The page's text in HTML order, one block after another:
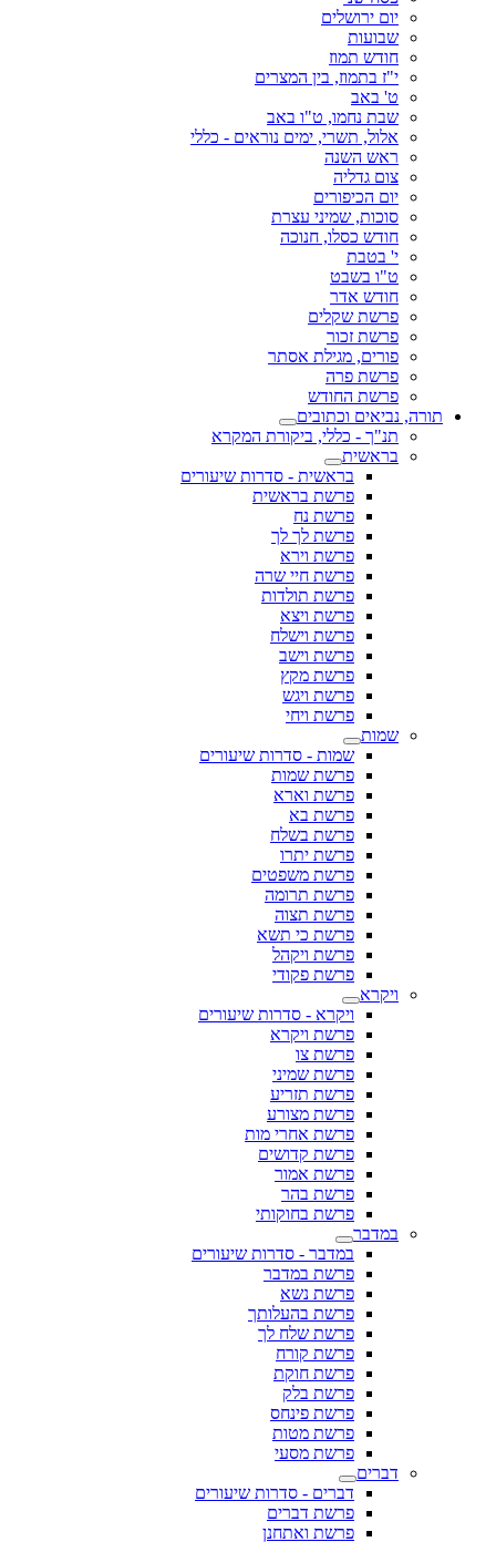
יום ירושלים
שבועות
חודש תמוז
י"ז בתמוז, בין המצרים
ט' באב
שבת נחמו, ט"ו באב
אלול, תשרי, ימים נוראים - כללי
ראש השנה
צום גדליה
יום הכיפורים
סוכות, שמיני עצרת
חודש כסלו, חנוכה
י' בטבת
ט"ו בשבט
חודש אדר
פרשת שקלים
פרשת זכור
פורים, מגילת אסתר
פרשת פרה
פרשת החודש
תורה, נביאים וכתובים
תנ"ך - כללי, ביקורת המקרא
בראשית
בראשית - סדרות שיעורים
פרשת בראשית
פרשת נח
פרשת לך לך
פרשת וירא
פרשת חיי שרה
פרשת תולדות
פרשת ויצא
פרשת וישלח
פרשת וישב
פרשת מקץ
פרשת ויגש
פרשת ויחי
שמות
שמות - סדרות שיעורים
פרשת שמות
פרשת וארא
פרשת בא
פרשת בשלח
פרשת יתרו
פרשת משפטים
פרשת תרומה
פרשת תצוה
פרשת כי תשא
פרשת ויקהל
פרשת פקודי
ויקרא
ויקרא - סדרות שיעורים
פרשת ויקרא
פרשת צו
פרשת שמיני
פרשת תזריע
פרשת מצורע
פרשת אחרי מות
פרשת קדושים
פרשת אמור
פרשת בהר
פרשת בחוקותי
במדבר
במדבר - סדרות שיעורים
פרשת במדבר
פרשת נשא
פרשת בהעלותך
פרשת שלח לך
פרשת קורח
פרשת חוקת
פרשת בלק
פרשת פינחס
פרשת מטות
פרשת מסעי
דברים
דברים - סדרות שיעורים
פרשת דברים
פרשת ואתחנן